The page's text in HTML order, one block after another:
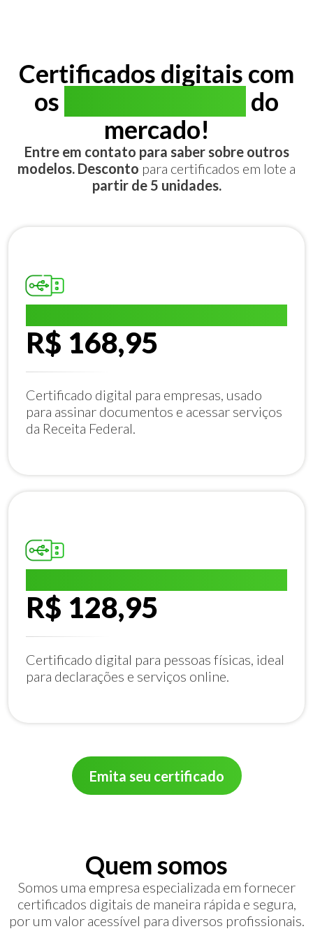
Certificados digitais com
os
do
mercado!
Entre em contato para saber sobre outros
modelos. Desconto para certificados em lote a
partir de 5 unidades.
R$ 168,95
Certificado digital para empresas, usado
para assinar documentos e acessar serviços
da Receita Federal.
R$ 128,95
Certificado digital para pessoas físicas, ideal
para declarações e serviços online.
Emita seu certificado
Quem somos
Somos uma empresa especializada em fornecer
certificados digitais de maneira rápida e segura,
por um valor acessível para diversos profissionais.